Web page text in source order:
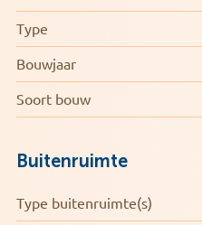
• Volledig geïsoleerd
• Energielabel A
• Airco aanwezig
• Moderne keuken met
Type
Bouwjaar
Soort bouw
Buitenruimte
Type buitenruimte(s)